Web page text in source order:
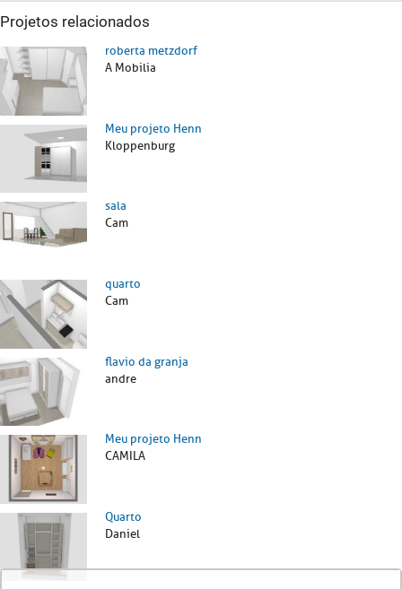
Projetos relacionados
roberta metzdorf
A Mobilia
Meu projeto Henn
Kloppenburg
sala
Cam
quarto
Cam
flavio da granja
andre
Meu projeto Henn
CAMILA
Quarto
Daniel